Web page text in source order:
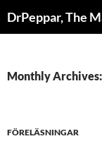
toDrPeppar, The
Monthly
FÖRELÄSNINGAR